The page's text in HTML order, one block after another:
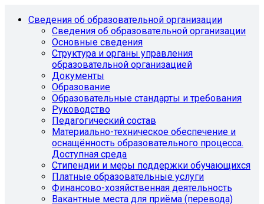
Сведения об образовательной организации
Сведения об образовательной организации
Основные сведения
Структура и органы управления
образовательной организацией
Документы
Образование
Образовательные стандарты и требования
Руководство
Педагогический состав
Материально-техническое обеспечение и
оснащённость образовательного процесса.
Доступная среда
Стипендии и меры поддержки обучающихся
Платные образовательные услуги
Финансово-хозяйственная деятельность
Вакантные места для приёма (перевода)